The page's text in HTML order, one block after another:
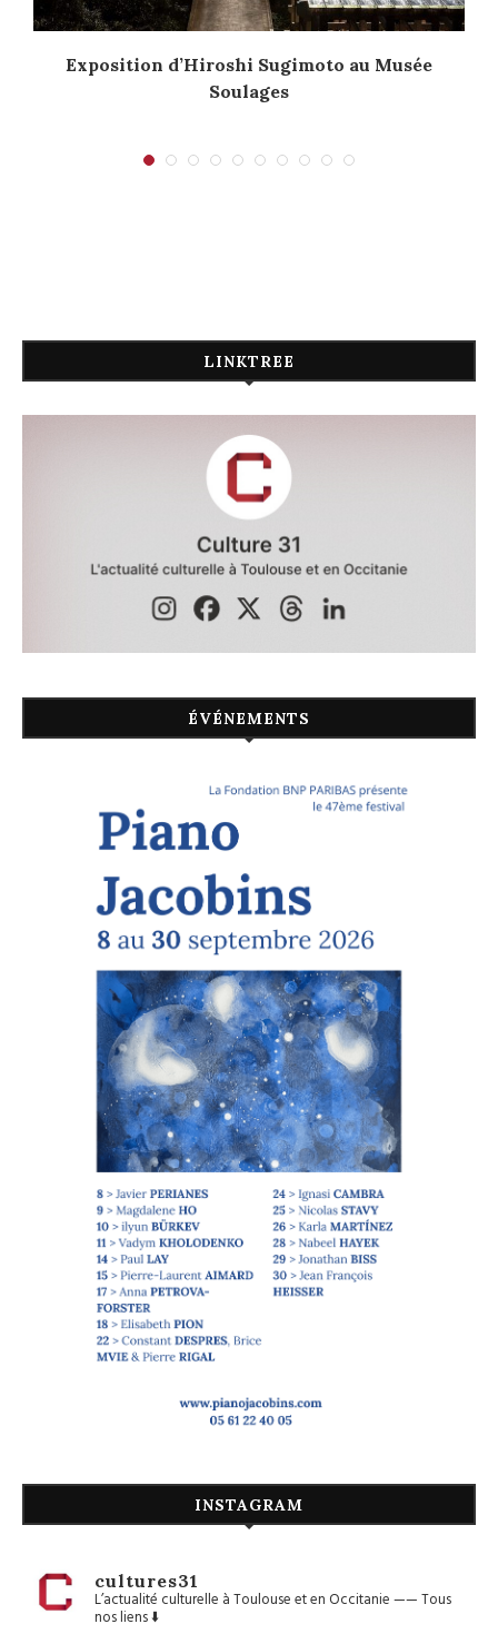
Exposition d’Hiroshi Sugimoto au Musée
Soulages
LINKTREE
ÉVÉNEMENTS
INSTAGRAM
cultures31
L’actualité culturelle à Toulouse et en Occitanie——Tous
nos liens ⬇️